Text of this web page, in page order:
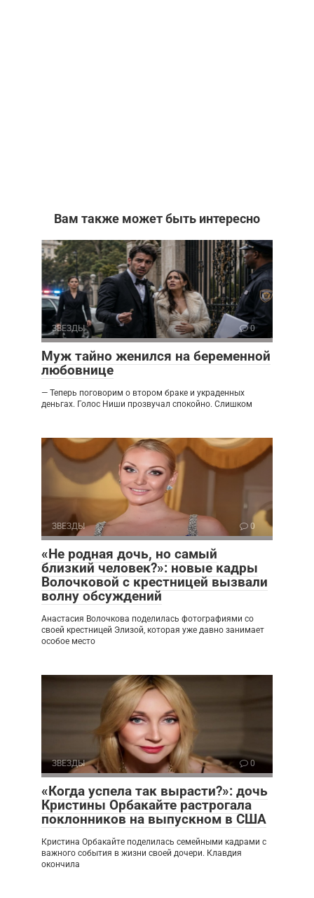
Вам также может быть интересно
ЗВЕЗДЫ 0
Муж тайно женился на беременной
любовнице
— Теперь поговорим о втором браке и украденных
деньгах. Голос Ниши прозвучал спокойно. Слишком
ЗВЕЗДЫ 0
«Не родная дочь, но самый
близкий человек?»: новые кадры
Волочковой с крестницей вызвали
волну обсуждений
Анастасия Волочкова поделилась фотографиями со
своей крестницей Элизой, которая уже давно занимает
особое место
ЗВЕЗДЫ 0
«Когда успела так вырасти?»: дочь
Кристины Орбакайте растрогала
поклонников на выпускном в США
Кристина Орбакайте поделилась семейными кадрами с
важного события в жизни своей дочери. Клавдия
окончила